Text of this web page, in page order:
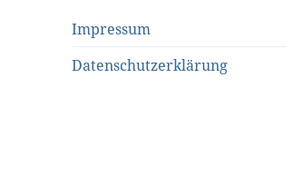
Impressum
Datenschutzerklärung